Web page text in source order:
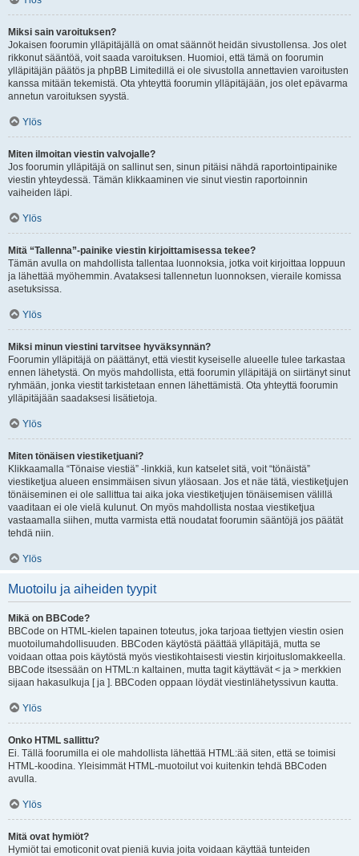
Miksi sain varoituksen?
Jokaisen foorumin ylläpitäjällä on omat säännöt heidän sivustollensa. Jos olet
rikkonut sääntöä, voit saada varoituksen. Huomioi, että tämä on foorumin
ylläpitäjän päätös ja phpBB Limitedillä ei ole sivustolla annettavien varoitusten
kanssa mitään tekemistä. Ota yhteyttä foorumin ylläpitäjään, jos olet epävarma
annetun varoituksen syystä.
Ylös
Miten ilmoitan viestin valvojalle?
Jos foorumin ylläpitäjä on sallinut sen, sinun pitäisi nähdä raportointipainike
viestin yhteydessä. Tämän klikkaaminen vie sinut viestin raportoinnin
vaiheiden läpi.
Ylös
Mitä “Tallenna”-painike viestin kirjoittamisessa tekee?
Tämän avulla on mahdollista tallentaa luonnoksia, jotka voit kirjoittaa loppuun
ja lähettää myöhemmin. Avataksesi tallennetun luonnoksen, vieraile komissa
asetuksissa.
Ylös
Miksi minun viestini tarvitsee hyväksynnän?
Foorumin ylläpitäjä on päättänyt, että viestit kyseiselle alueelle tulee tarkastaa
ennen lähetystä. On myös mahdollista, että foorumin ylläpitäjä on siirtänyt sinut
ryhmään, jonka viestit tarkistetaan ennen lähettämistä. Ota yhteyttä foorumin
ylläpitäjään saadaksesi lisätietoja.
Ylös
Miten tönäisen viestiketjuani?
Klikkaamalla “Tönaise viestiä” -linkkiä, kun katselet sitä, voit “tönäistä”
viestiketjua alueen ensimmäisen sivun yläosaan. Jos et näe tätä, viestiketjujen
tönäiseminen ei ole sallittua tai aika joka viestiketjujen tönäisemisen välillä
vaaditaan ei ole vielä kulunut. On myös mahdollista nostaa viestiketjua
vastaamalla siihen, mutta varmista että noudatat foorumin sääntöjä jos päätät
tehdä niin.
Ylös
Muotoilu ja aiheiden tyypit
Mikä on BBCode?
BBCode on HTML-kielen tapainen toteutus, joka tarjoaa tiettyjen viestin osien
muotoilumahdollisuuden. BBCoden käytöstä päättää ylläpitäjä, mutta se
voidaan ottaa pois käytöstä myös viestikohtaisesti viestin kirjoituslomakkeella.
BBCode itsessään on HTML:n kaltainen, mutta tagit käyttävät < ja > merkkien
sijaan hakasulkuja [ ja ]. BBCoden oppaan löydät viestinlähetyssivun kautta.
Ylös
Onko HTML sallittu?
Ei. Tällä foorumilla ei ole mahdollista lähettää HTML:ää siten, että se toimisi
HTML-koodina. Yleisimmät HTML-muotoilut voi kuitenkin tehdä BBCoden
avulla.
Ylös
Mitä ovat hymiöt?
Hymiöt tai emoticonit ovat pieniä kuvia joita voidaan käyttää tunteiden